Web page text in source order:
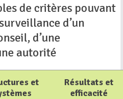
de critères pouvant
d’un
d’une
autorité
et
Résultats et
efficacité